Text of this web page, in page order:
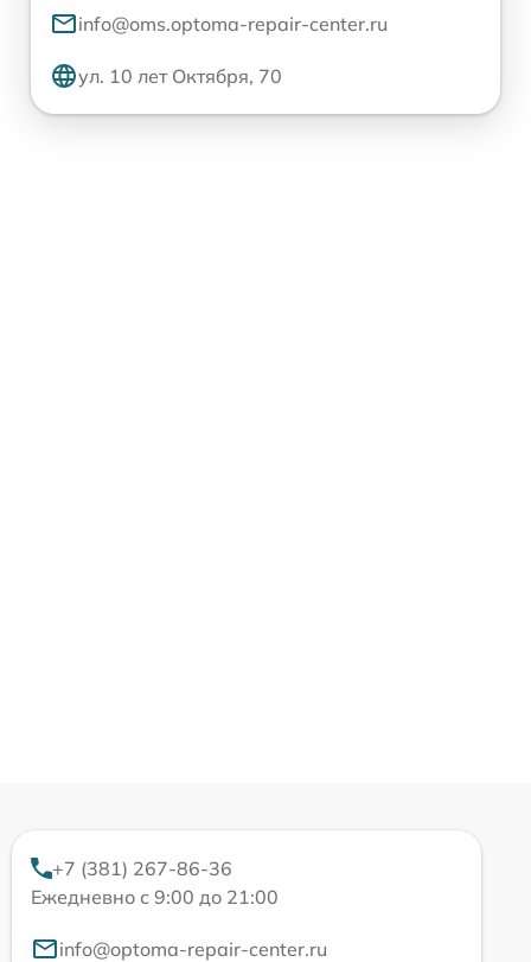
info@oms.optoma-repair-center.ru
ул. 10 лет Октября, 70
+7 (381) 267-86-36
Ежедневно с 9:00 до 21:00
info@optoma-repair-center.ru